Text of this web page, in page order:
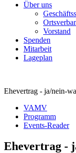
Über uns
Vorstand
Spenden
Mitarbeit
Lageplan
Ehevertrag - ja/nein-
VAMV
Programm
Events-Reader
Ehevertrag -